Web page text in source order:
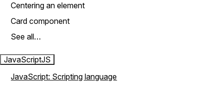
Centering an element
Card component
See all…
JavaScriptJS
JavaScript: Scripting language